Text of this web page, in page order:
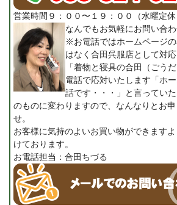
営業時間９：００〜１９：００（水曜定休
なんでもお気軽にお問い合わ
※お電話ではホームページ
はなく合田呉服店として対応
「着物と寝具の合田（ごうだ
電話で応対いたします「ホ
話です・・・」と言ってい
のものに変わりますので、なんなりとお
せ。
お客様に気持のよいお買い物ができます
けております。
お電話担当：合田ちづる